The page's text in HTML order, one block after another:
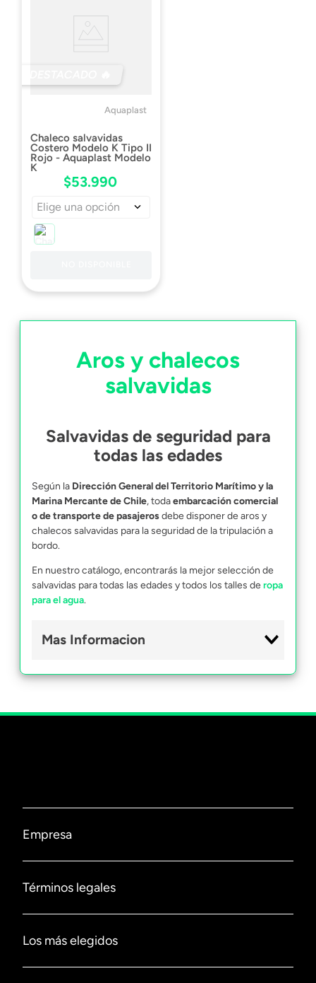
Aquaplast
Chaleco salvavidas
Costero Modelo K Tipo II
Rojo - Aquaplast Modelo
K
$53.990
Elige una opción
Aros y chalecos
salvavidas
Salvavidas de seguridad para
todas las edades
Según la Dirección General del Territorio Marítimo y la
Marina Mercante de Chile, todaembarcación comercial
o de transporte de pasajerosdebe disponer de aros y
chalecos salvavidas para la seguridad de la tripulación a
bordo.
En nuestro catálogo, encontrarás la mejor selección de
salvavidas para todas las edades y todos los talles deropa
para el agua.
Mas Informacion
Distintos modelos de salvavidas para
Chalecos costeros:
pesqueras que navegan en aguas cercanas a la
costa facilita el auxilio.
Chalecos oceánicos:
condiciones son más severas. Estos chalecos
por largos periodos.
Aros salvavidas
Empresa
Nosotros
Contáctanos
Términos legales
Políticas de privacidad
Políticas de despacho
Los más elegidos